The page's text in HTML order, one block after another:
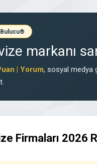
®
markanı
| Yorum, sosyal medya
Firmaları 2026